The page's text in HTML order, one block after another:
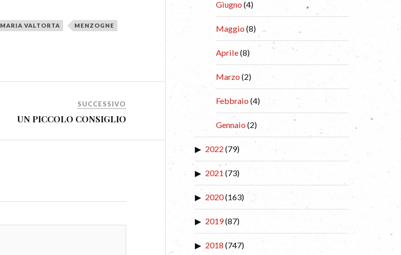
MARIA VALTORTA MENZOGNE
SUCCESSIVO
UN PICCOLO CONSIGLIO
Giugno(4)
Maggio(8)
Aprile(8)
Marzo (2)
Febbraio(4)
Gennaio (2)
2022 (79)
2021 (73)
2020(163)
2019(87)
2018(747)